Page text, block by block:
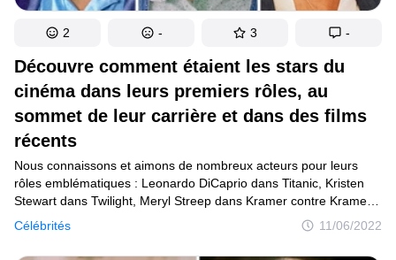
Découvre comment étaient les stars du
cinéma dans leurs premiers rôles, au
sommet de leur carrière et dans des films
récents
Célébrités 11/06/2022
Nous connaissons et aimons de nombreux acteurs pour leurs
rôles emblématiques : Leonardo DiCaprio dans Titanic, Kristen
Stewart dans Twilight, Meryl Streep dans Kramer contre Kramer.
Mais au-delà des moments de triomphe cinématographique,
toutes les stars ont des débuts et des travaux récents à leur actif.
2 - 3 -